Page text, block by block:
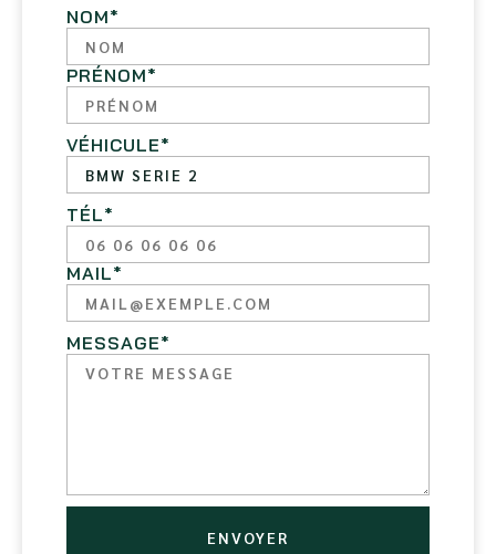
NOM*
PRÉNOM*
VÉHICULE*
TÉL*
MAIL*
MESSAGE*
ENVOYER